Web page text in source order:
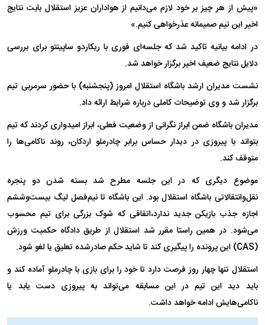
«پیش از هر چیز بر خود لازم می‌دانیم از هواداران عزیز استقلال بابت نتایج
اخیر این تیم صمیمانه عذرخواهی کنیم.»
در ادامه بیانیه تاکید شد که جلسه‌ای فوری با ریکاردو ساپینتو برای بررسی
دلایل نتایج ضعیف اخیر برگزار خواهد شد.
نشست مدیران ارشد باشگاه استقلال امروز (پنجشنبه) با حضور سرمربی تیم
برگزار شد و وی توضیحات کاملی درباره شرایط ارائه داد.
مدیران باشگاه ضمن ابراز نگرانی از وضعیت فعلی، ابراز امیدواری کردند که تیم
بتواند با پیروزی در دیدار حساس برابر چادرملو اردکان، روند ناکامی‌ها را
متوقف کند.
موضوع دیگری که در این جلسه مطرح شد بسته شدن دو پنجره
نقل‌وانتقالاتی باشگاه استقلال بود. این باشگاه تا نیم‌فصل لیگ بیست‌وششم
اجازه جذب بازیکن جدید ندارد،اتفاقی که شوک بزرگی برای تیم محسوب
می‌شود. در همین راستا مقرر شد استقلال از طریق دادگاه حکمیت ورزش
(CAS) این پرونده را پیگیری کند تا شاید حکم صادرشده تعلیق یا لغو شود.
استقلال تنها چهار روز فرصت دارد تا خود را برای بازی با چادرملو آماده کند و
باید دید این تیم در این مسابقه می‌تواند به پیروزی دست یابد یا
ناکامی‌هایش ادامه خواهد داشت.